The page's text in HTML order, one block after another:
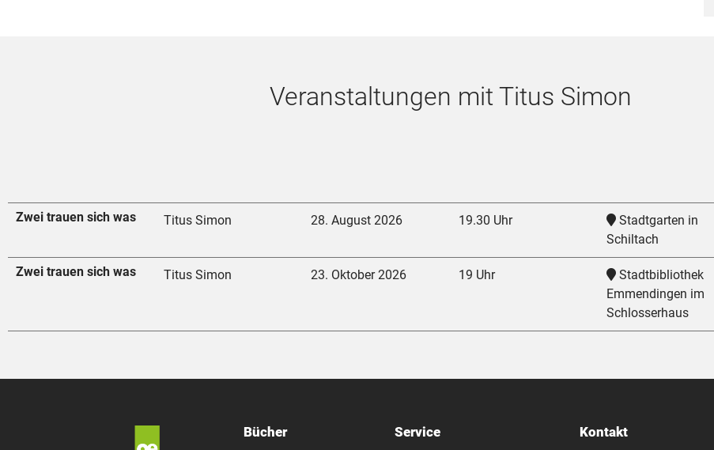
Veranstaltungen mit Titus Simon
Zwei trauen sich was Titus Simon 28. August 2026 19.30 Uhr
Stadtgarten in
Schiltach
Zwei trauen sich was Titus Simon 23. Oktober 2026 19 Uhr
Stadtbibliothek
Emmendingen im
Schlosserhaus
Bücher Service Kontakt